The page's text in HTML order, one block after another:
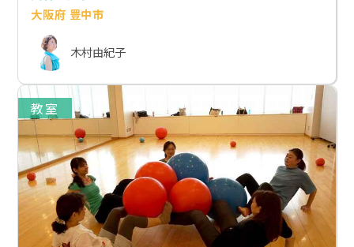
大阪府 豊中市
木村由紀子
教室